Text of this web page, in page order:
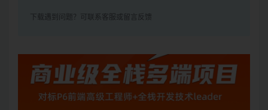
下载遇到问题？可联系客服或留言反馈